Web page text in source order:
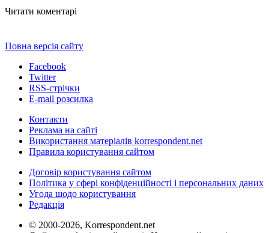
Читати коментарі
Повна версія сайту
Facebook
Twitter
RSS-стрічки
E-mail розсилка
Контакти
Реклама на сайті
Використання матеріалів korrespondent.net
Правила користування сайтом
Договір користування сайтом
Політика у сфері конфіденційності і персональних даних
Угода щодо користування
Редакція
© 2000-2026, Korrespondent.net